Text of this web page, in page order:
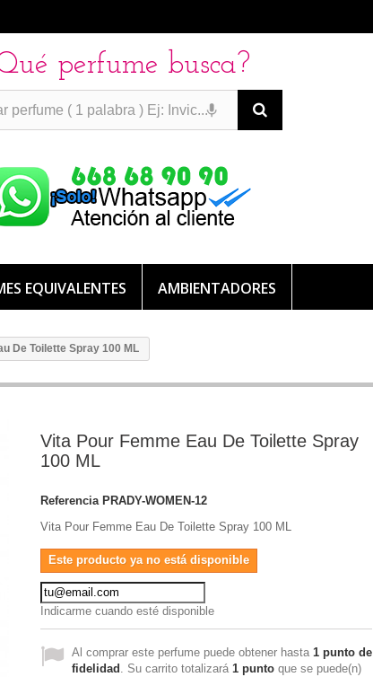
perfume busca?
EQUIVALENTES AMBIENTADORES
De Toilette Spray 100 ML
Vita Pour Femme Eau De Toilette Spray
100 ML
Referencia PRADY-WOMEN-12
Vita Pour Femme Eau De Toilette Spray 100 ML
Este producto ya no está disponible
Indicarme cuando esté disponible
Al comprar este perfume puede obtener hasta 1 punto de
fidelidad . Su carrito totalizará 1 punto que se puede(n)